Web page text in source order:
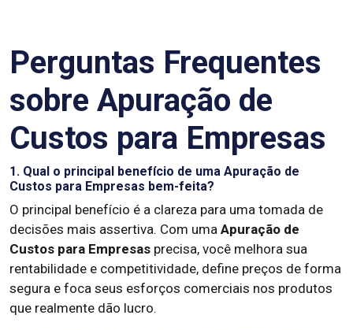
Perguntas Frequentes
sobre Apuração de
Custos para Empresas
1. Qual o principal benefício de uma Apuração de
Custos para Empresas bem-feita?
O principal benefício é a clareza para uma tomada de
decisões mais assertiva. Com uma Apuração de
Custos para Empresas precisa, você melhora sua
rentabilidade e competitividade, define preços de forma
segura e foca seus esforços comerciais nos produtos
que realmente dão lucro.